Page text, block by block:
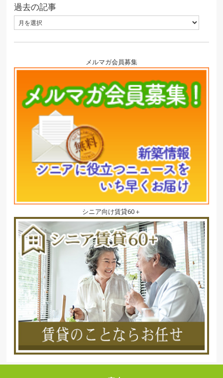
過去の記事
メルマガ会員募集
シニア向け賃貸60＋